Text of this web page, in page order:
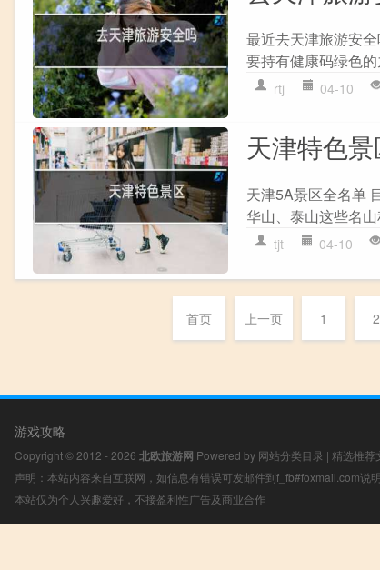
最近去天津旅游安
要持有健康码绿色
rtj 04-10
天津特色
天津5A景区全名单
华山、泰山这些名
tjt 04-10
首页 上一页 1 2
游戏攻略
Copyright © 2012 - 2026 北欧旅游网 Powered by 网站分类目录 | 精选推荐
声明：本站内容来自互联网，如信息有错误可发邮件到f_fb#foxmail.com说
本站仅为个人兴趣爱好，不接盈利性广告及商业合作